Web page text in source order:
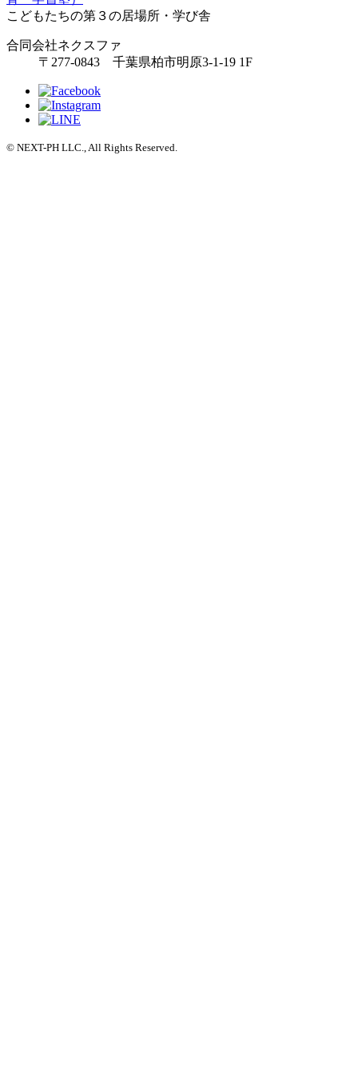
こどもたちの第３の居場所・学び舎
合同会社ネクスファ
〒277-0843 千葉県柏市明原3-1-19 1F
© NEXT-PH LLC., All Rights Reserved.